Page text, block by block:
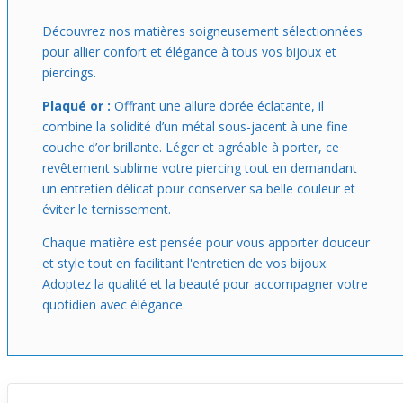
style et à tes envies.
Découvrez nos matières soigneusement sélectionnées
pour allier confort et élégance à tous vos bijoux et
piercings.
Plaqué or : Offrant une allure dorée éclatante, il
combine la solidité d’un métal sous-jacent à une fine
couche d’or brillante. Léger et agréable à porter, ce
revêtement sublime votre piercing tout en demandant
un entretien délicat pour conserver sa belle couleur et
éviter le ternissement.
Chaque matière est pensée pour vous apporter douceur
et style tout en facilitant l'entretien de vos bijoux.
Adoptez la qualité et la beauté pour accompagner votre
quotidien avec élégance.